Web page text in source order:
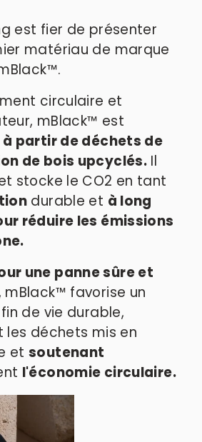
est fier de présenter
matériau de marque
circulaire et
partir de déchets de
de bois upcyclés. Il
stocke le CO2 en tant
durable et à long
réduire les émissions
une panne sûre et
mBlack™ favorise un
de vie durable,
les déchets mis en
et soutenant
l'économie circulaire.